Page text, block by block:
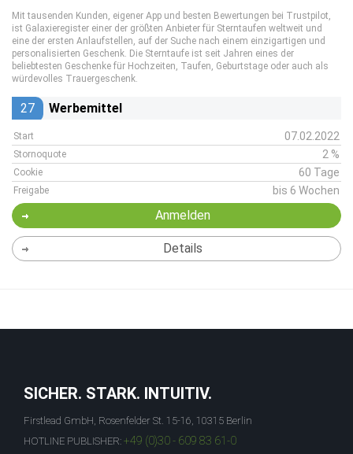
Mit tausenden Kunden, eigener App und besten Bewertungen bei Trustpilot,
ist Galaxieregister einer der größten Anbieter für Sterntaufen weltweit und
eine der ersten Anlaufstellen, auf der Suche nach einem einzigartigen und
personalisierten Geschenk. Die Sterntaufe ist seit Jahren eines der
beliebtesten Geschenke für Hochzeiten, Taufen, Geburtstage oder auch als
würdevolles Trauergeschenk.
27 Werbemittel
Start 07.02.2022
Stornoquote 2 %
Cookie 60 Tage
Freigabe bis 6 Wochen
Anmelden
Details
SICHER. STARK. INTUITIV.
Firstlead GmbH, Rosenfelder St. 15-16, 10315 Berlin
HOTLINE PUBLISHER: +49 (0)30 - 609 83 61-0